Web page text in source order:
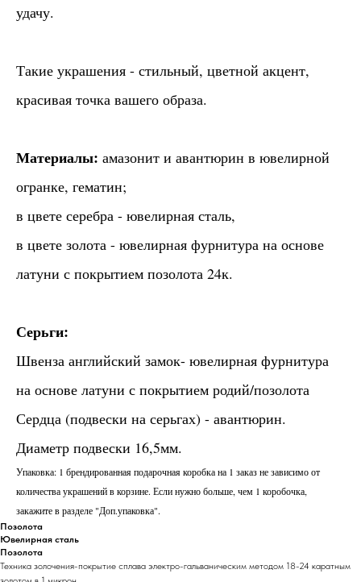
удачу.
Такие украшения - стильный, цветной акцент,
красивая точка вашего образа.
Материалы: амазонит и авантюрин в ювелирной
огранке, гематин;
в цвете серебра - ювелирная сталь,
в цвете золота - ювелирная фурнитура на основе
латуни с покрытием позолота 24к.
Серьги:
Швенза английский замок- ювелирная фурнитура
на основе латуни с покрытием родий/позолота
Сердца (подвески на серьгах) - авантюрин.
Диаметр подвески 16,5мм.
Упаковка: 1 брендированная подарочная коробка на 1 заказ не зависимо от
количества украшений в корзине. Если нужно больше, чем 1 коробочка,
закажите в разделе "Доп.упаковка".
Позолота
Ювелирная сталь
Позолота
Техника золочения-покрытие сплава электро-гальваническим методом 18-24 каратным